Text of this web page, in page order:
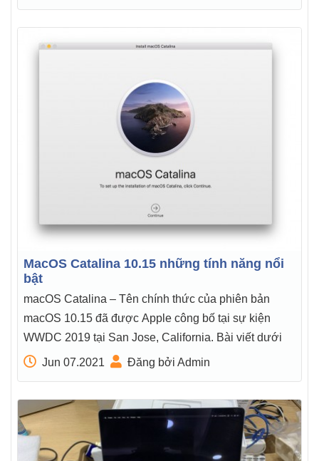
MacOS Catalina 10.15 những tính năng nổi
bật
macOS Catalina – Tên chính thức của phiên bản
macOS 10.15 đã được Apple công bố tại sự kiện
WWDC 2019 tại San Jose, California. Bài viết dưới
Jun 07.2021 Đăng bởi Admin